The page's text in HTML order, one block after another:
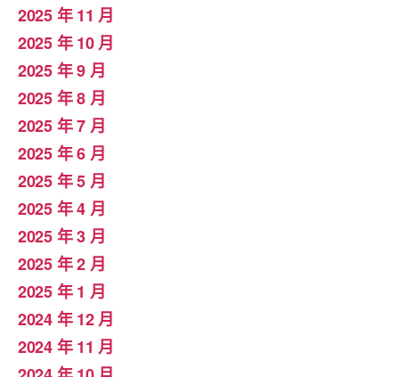
2025 年 11 月
2025 年 10 月
2025 年 9 月
2025 年 8 月
2025 年 7 月
2025 年 6 月
2025 年 5 月
2025 年 4 月
2025 年 3 月
2025 年 2 月
2025 年 1 月
2024 年 12 月
2024 年 11 月